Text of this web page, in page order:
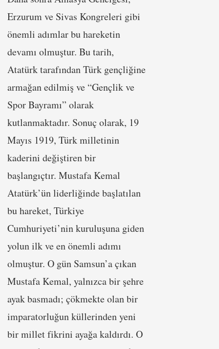
Erzurum ve Sivas Kongreleri gibi
önemli adımlar bu hareketin
devamı olmuştur. Bu tarih,
Atatürk tarafından Türk gençliğine
armağan edilmiş ve “Gençlik ve
Spor Bayramı” olarak
kutlanmaktadır. Sonuç olarak, 19
Mayıs 1919, Türk milletinin
kaderini değiştiren bir
başlangıçtır. Mustafa Kemal
Atatürk’ün liderliğinde başlatılan
bu hareket, Türkiye
Cumhuriyeti’nin kuruluşuna giden
yolun ilk ve en önemli adımı
olmuştur. O gün Samsun’a çıkan
Mustafa Kemal, yalnızca bir şehre
ayak basmadı; çökmekte olan bir
imparatorluğun küllerinden yeni
bir millet fikrini ayağa kaldırdı. O